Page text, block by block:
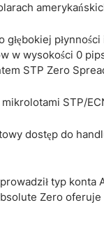
w wysokości 0
STP Zero
STP/
dostęp do
typ
Zero